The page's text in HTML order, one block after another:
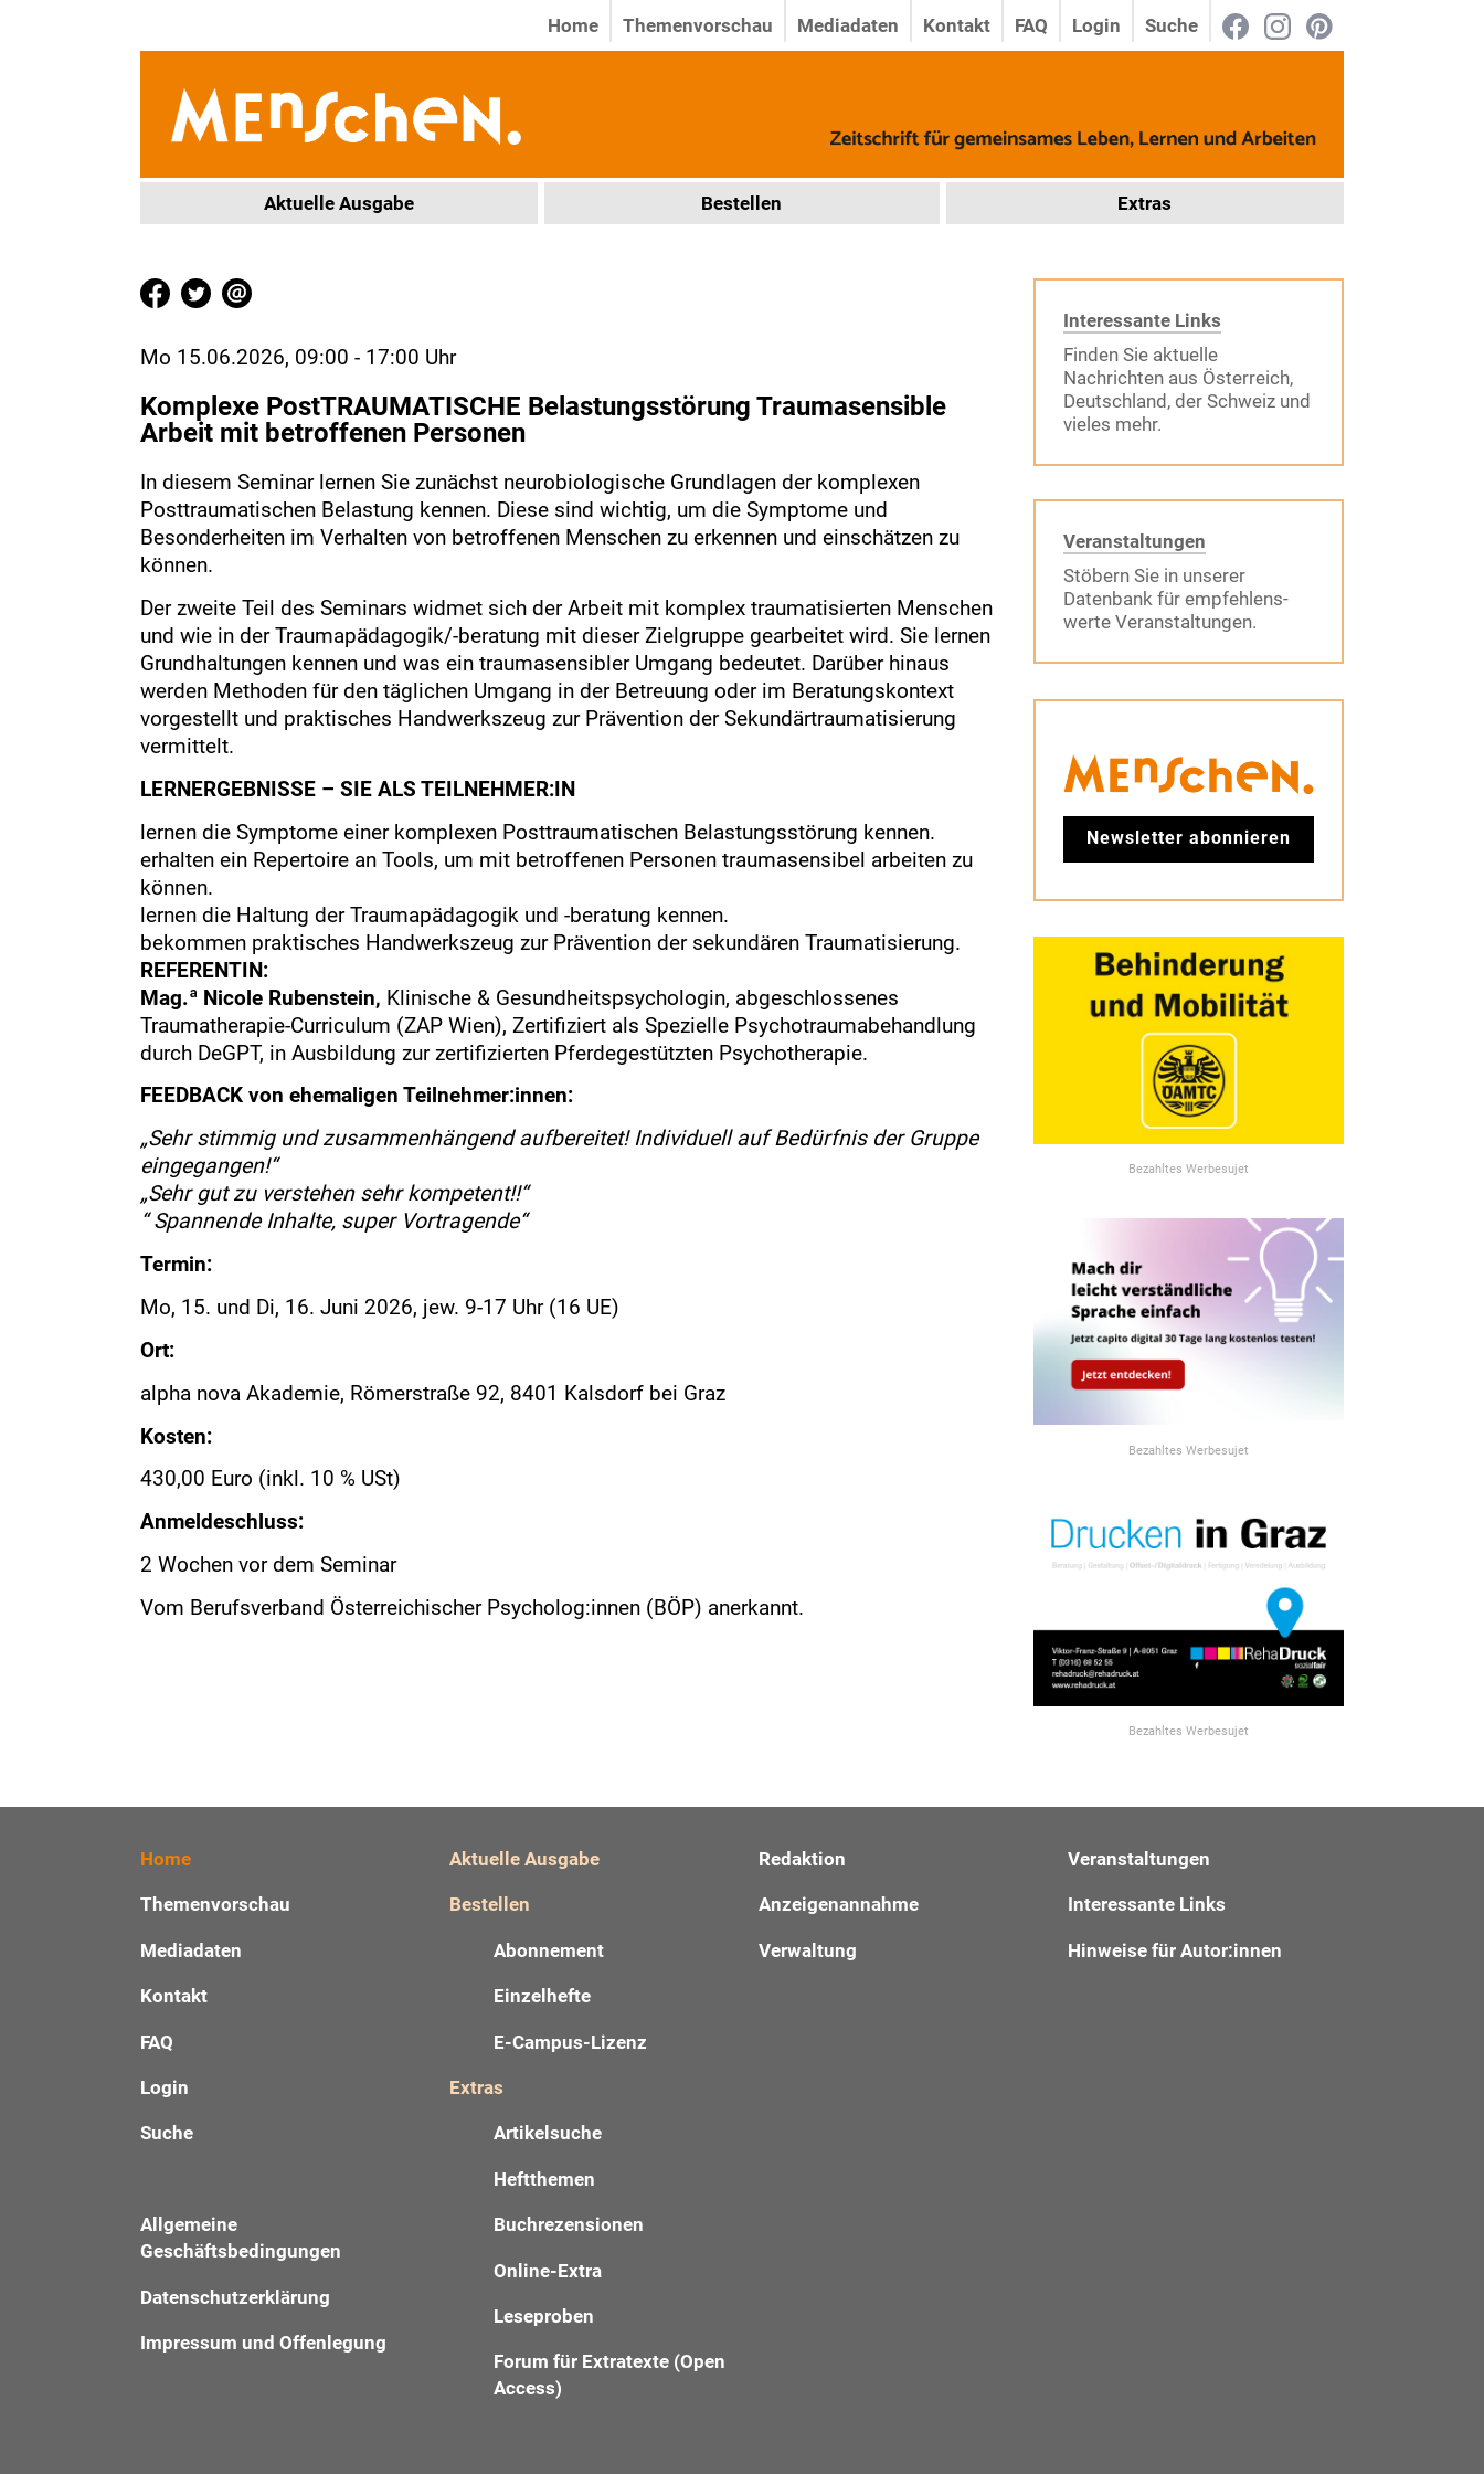
Suche
Login
FAQ
Kontakt
Mediadaten
Themenvorschau
Home
Aktuelle Ausgabe Bestellen Extras
Mo 15.06.2026, 09:00 - 17:00 Uhr
Komplexe PostTRAUMATISCHE Belastungsstörung Traumasensible
Arbeit mit betroffenen Personen
In diesem Seminar lernen Sie zunächst neurobiologische Grundlagen der komplexen
Posttraumatischen Belastung kennen. Diese sind wichtig, um die Symptome und
Besonderheiten im Verhalten von betroffenen Menschen zu erkennen und einschätzen zu
können.
Der zweite Teil des Seminars widmet sich der Arbeit mit komplex traumatisierten Menschen
und wie in der Traumapädagogik/-beratung mit dieser Zielgruppe gearbeitet wird. Sie lernen
Grundhaltungen kennen und was ein traumasensibler Umgang bedeutet. Darüber hinaus
werden Methoden für den täglichen Umgang in der Betreuung oder im Beratungskontext
vorgestellt und praktisches Handwerkszeug zur Prävention der Sekundärtraumatisierung
vermittelt.
LERNERGEBNISSE – SIE ALS TEILNEHMER:IN
lernen die Symptome einer komplexen Posttraumatischen Belastungsstörung kennen.
erhalten ein Repertoire an Tools, um mit betroffenen Personen traumasensibel arbeiten zu
können.
lernen die Haltung der Traumapädagogik und -beratung kennen.
bekommen praktisches Handwerkszeug zur Prävention der sekundären Traumatisierung.
REFERENTIN:
Mag.ª Nicole Rubenstein, Klinische & Gesundheitspsychologin, abgeschlossenes
Traumatherapie-Curriculum (ZAP Wien), Zertifiziert als Spezielle Psychotraumabehandlung
durch DeGPT, in Ausbildung zur zertifizierten Pferdegestützten Psychotherapie.
FEEDBACK von ehemaligen Teilnehmer:innen:
„Sehr stimmig und zusammenhängend aufbereitet! Individuell auf Bedürfnis der Gruppe
eingegangen!“
„Sehr gut zu verstehen sehr kompetent!!“
“ Spannende Inhalte, super Vortragende“
Termin:
Mo, 15. und Di, 16. Juni 2026, jew. 9-17 Uhr (16 UE)
Ort:
alpha nova Akademie, Römerstraße 92, 8401 Kalsdorf bei Graz
Kosten:
430,00 Euro (inkl. 10 % USt)
Anmeldeschluss:
2 Wochen vor dem Seminar
Vom Berufsverband Österreichischer Psycholog:innen (BÖP) anerkannt.
Interessante Links
Finden Sie aktuelle
Nachrichten aus Österreich,
Deutschland, der Schweiz und
vieles mehr.
Veranstaltungen
Stöbern Sie in unserer
Datenbank für empfehlens-
werte Veranstaltungen.
Newsletter abonnieren
Bezahltes Werbesujet
Bezahltes Werbesujet
Bezahltes Werbesujet
Home
Themenvorschau
Mediadaten
Kontakt
FAQ
Login
Suche
Allgemeine
Geschäftsbedingungen
Datenschutzerklärung
Impressum und Offenlegung
Aktuelle Ausgabe
Bestellen
Abonnement
Einzelhefte
E-Campus-Lizenz
Extras
Artikelsuche
Heftthemen
Buchrezensionen
Online-Extra
Leseproben
Forum für Extratexte (Open
Access)
Redaktion
Anzeigenannahme
Verwaltung
Veranstaltungen
Interessante Links
Hinweise für Autor:innen